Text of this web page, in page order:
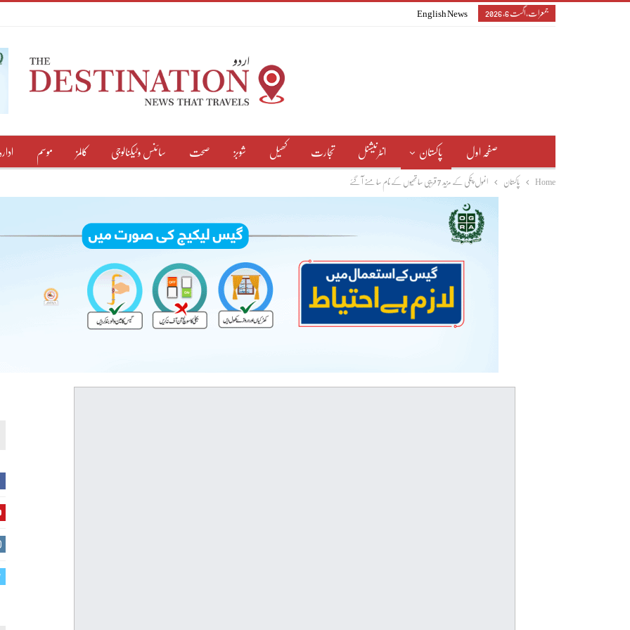
جمعرات, اگست 6, 2026 English News
صفحہ اول پاکستان انٹرنیشنل تجارت کھیل شوبز صحت سائنس وٹیکنالوجی کالمز موسم ادارہ
Home پاکستان انمول پنکی کے مزید 7 قریبی ساتھیوں کے نام سامنے آگئے